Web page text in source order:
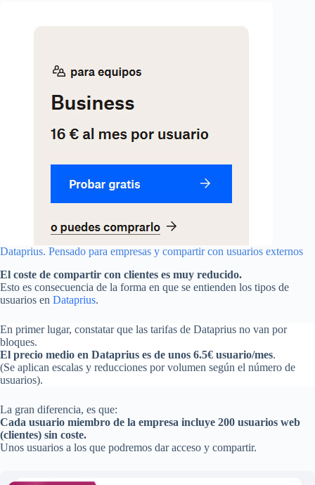
Dataprius. Pensado para empresas y compartir con usuarios externos
El coste de compartir con clientes es muy reducido.
Esto es consecuencia de la forma en que se entienden los tipos de
usuarios en Dataprius.
En primer lugar, constatar que las tarifas de Dataprius no van por
bloques.
El precio medio en Dataprius es de unos 6.5€ usuario/mes.
(Se aplican escalas y reducciones por volumen según el número de
usuarios).
La gran diferencia, es que:
Cada usuario miembro de la empresa incluye 200 usuarios web
(clientes) sin coste.
Unos usuarios a los que podremos dar acceso y compartir.